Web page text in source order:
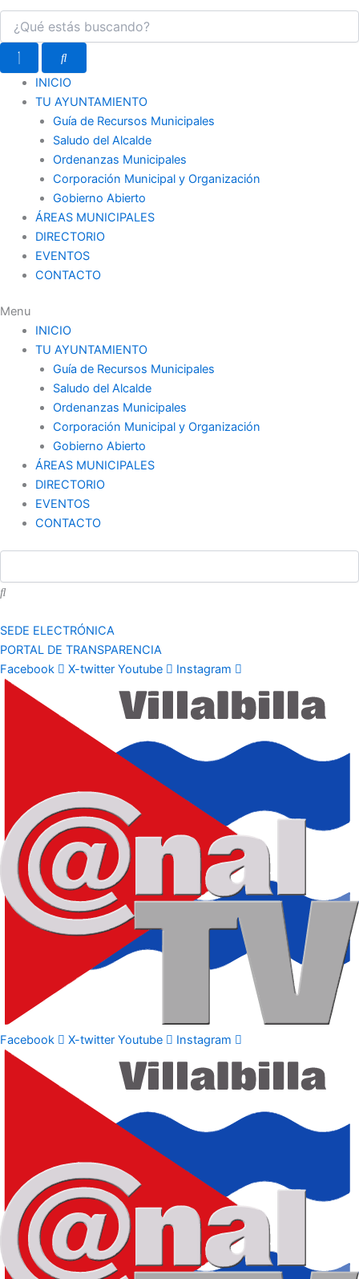
INICIO
TU AYUNTAMIENTO
Guía de Recursos Municipales
Saludo del Alcalde
Ordenanzas Municipales
Corporación Municipal y Organización
Gobierno Abierto
ÁREAS MUNICIPALES
DIRECTORIO
EVENTOS
CONTACTO
Menu
INICIO
TU AYUNTAMIENTO
Guía de Recursos Municipales
Saludo del Alcalde
Ordenanzas Municipales
Corporación Municipal y Organización
Gobierno Abierto
ÁREAS MUNICIPALES
DIRECTORIO
EVENTOS
CONTACTO
SEDE ELECTRÓNICA
PORTAL DE TRANSPARENCIA
Facebook
X-twitter Youtube Instagram
Facebook X-twitter Youtube Instagram